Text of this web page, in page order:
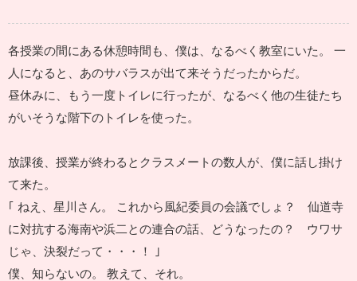
各授業の間にある休憩時間も、僕は、なるべく教室にいた。 一
人になると、あのサバラスが出て来そうだったからだ。
昼休みに、もう一度トイレに行ったが、なるべく他の生徒たち
がいそうな階下のトイレを使った。
放課後、授業が終わるとクラスメートの数人が、僕に話し掛け
て来た。
｢ ねえ、星川さん。 これから風紀委員の会議でしょ？ 仙道寺
に対抗する海南や浜二との連合の話、どうなったの？ ウワサ
じゃ、決裂だって・・・！ ｣
僕、知らないの。 教えて、それ。